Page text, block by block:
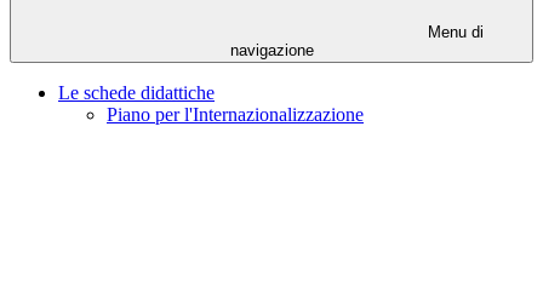
Menu di
navigazione
Le schede didattiche
Piano per l'Internazionalizzazione